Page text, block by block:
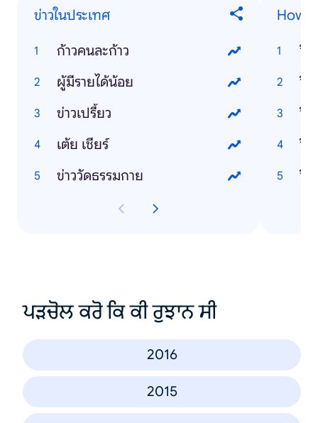
ข่าวในประเทศ
ก้าวคนละก้าว
ผู้มีรายได้น้อย
ข่าวเปรี้ยว
เต้ย เชียร์
ข่าววัดธรรมกาย
How-
วิ
วิธี
วิธี
วิ
วิ
ਪੜਚੋਲ ਕਰੋ ਕਿ ਕੀ ਰੁਝਾਨ ਸੀ
2016
2015